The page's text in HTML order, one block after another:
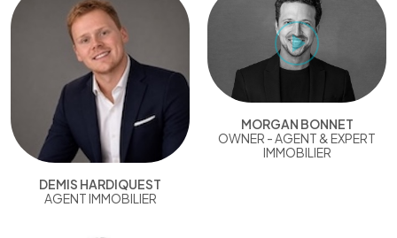
DEMIS HARDIQUEST
AGENT IMMOBILIER
MORGAN BONNET
OWNER - AGENT & EXPERT
IMMOBILIER